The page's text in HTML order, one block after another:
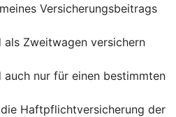
Versicherungsbeitrags
Zweitwagen versichern
nur für einen bestimmten
Haftpflichtversicherung der